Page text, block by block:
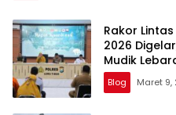
Rakor
2026
Mudik
Blog Maret 9,